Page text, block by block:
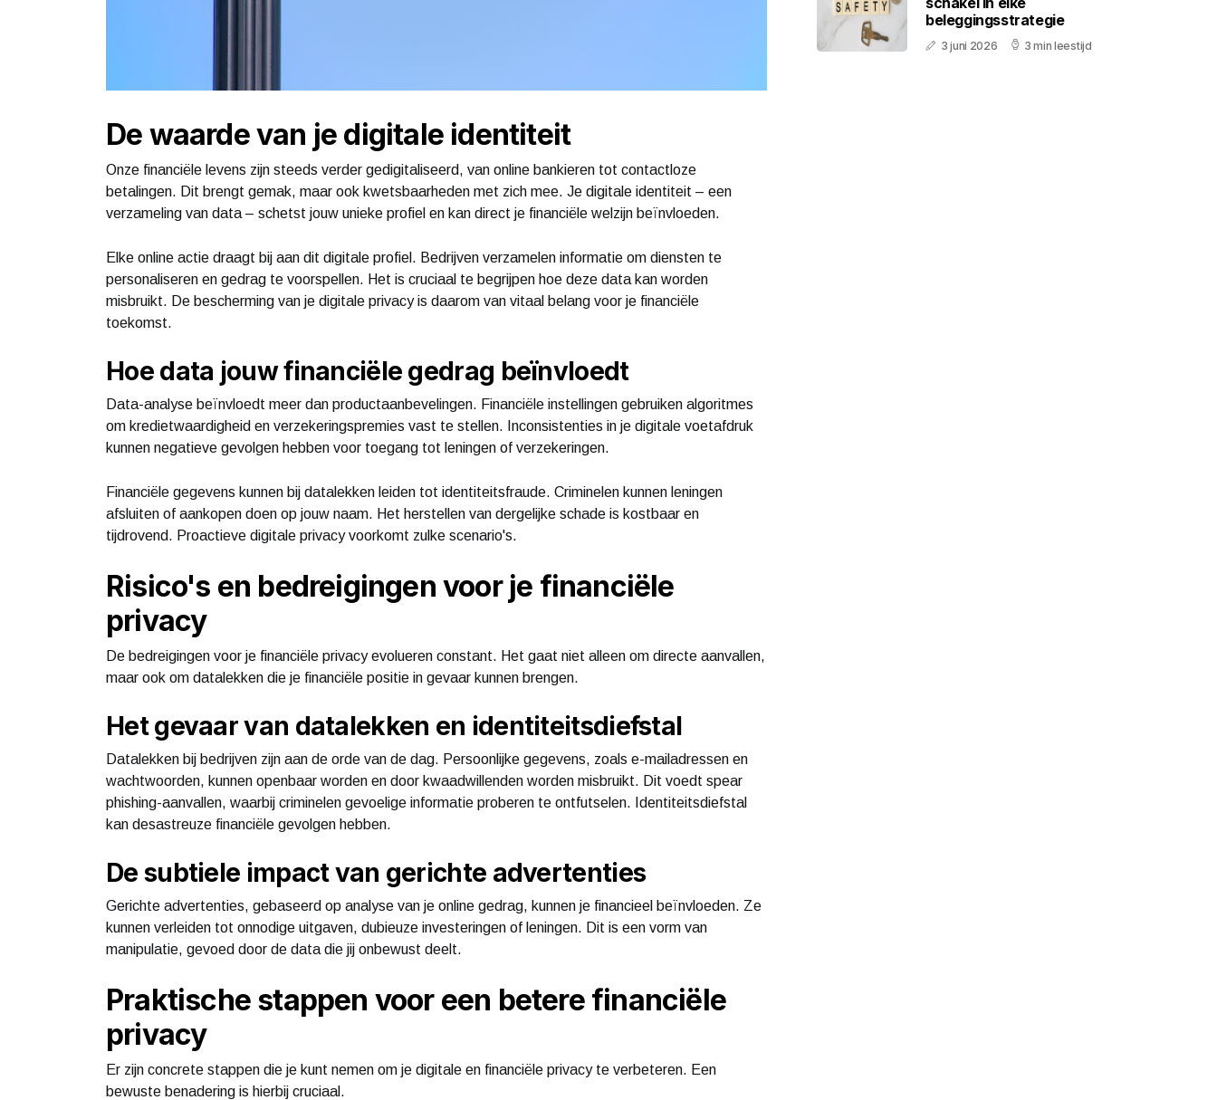
De waarde van je digitale identiteit
Onze financiële levens zijn steeds verder gedigitaliseerd, van online bankieren tot contactloze
betalingen. Dit brengt gemak, maar ook kwetsbaarheden met zich mee. Je digitale identiteit – een
verzameling van data – schetst jouw unieke profiel en kan direct je financiële welzijn beïnvloeden.
Elke online actie draagt bij aan dit digitale profiel. Bedrijven verzamelen informatie om diensten te
personaliseren en gedrag te voorspellen. Het is cruciaal te begrijpen hoe deze data kan worden
misbruikt. De bescherming van je digitale privacy is daarom van vitaal belang voor je financiële
toekomst.
Hoe data jouw financiële gedrag beïnvloedt
Data-analyse beïnvloedt meer dan productaanbevelingen. Financiële instellingen gebruiken algoritmes
om kredietwaardigheid en verzekeringspremies vast te stellen. Inconsistenties in je digitale voetafdruk
kunnen negatieve gevolgen hebben voor toegang tot leningen of verzekeringen.
Financiële gegevens kunnen bij datalekken leiden tot identiteitsfraude. Criminelen kunnen leningen
afsluiten of aankopen doen op jouw naam. Het herstellen van dergelijke schade is kostbaar en
tijdrovend. Proactieve digitale privacy voorkomt zulke scenario's.
Risico's en bedreigingen voor je financiële
privacy
De bedreigingen voor je financiële privacy evolueren constant. Het gaat niet alleen om directe aanvallen,
maar ook om datalekken die je financiële positie in gevaar kunnen brengen.
Het gevaar van datalekken en identiteitsdiefstal
Datalekken bij bedrijven zijn aan de orde van de dag. Persoonlijke gegevens, zoals e-mailadressen en
wachtwoorden, kunnen openbaar worden en door kwaadwillenden worden misbruikt. Dit voedt spear
phishing-aanvallen, waarbij criminelen gevoelige informatie proberen te ontfutselen. Identiteitsdiefstal
kan desastreuze financiële gevolgen hebben.
De subtiele impact van gerichte advertenties
Gerichte advertenties, gebaseerd op analyse van je online gedrag, kunnen je financieel beïnvloeden. Ze
kunnen verleiden tot onnodige uitgaven, dubieuze investeringen of leningen. Dit is een vorm van
manipulatie, gevoed door de data die jij onbewust deelt.
Praktische stappen voor een betere financiële
privacy
Er zijn concrete stappen die je kunt nemen om je digitale en financiële privacy te verbeteren. Een
bewuste benadering is hierbij cruciaal.
beleggingsstrategie
3 juni 2026 3 min leestijd